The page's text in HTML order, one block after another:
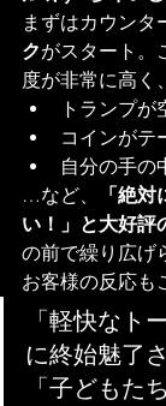
まずはカウンタ
クがスタート。
度が非常に高く、
トランプが
コインがテ
自分の手の
…など、
「絶
い！」と大好評
の前で繰り広げ
お客様の反応も
「軽快なト
に終始魅了
「子どもた